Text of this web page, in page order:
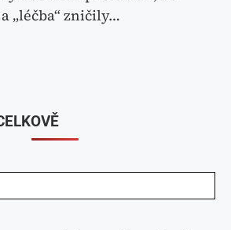
„léčba“ zničily…